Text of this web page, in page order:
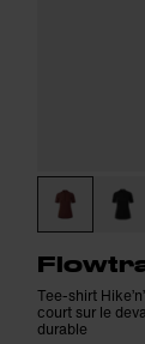
Tee-shirt
court sur le
durable